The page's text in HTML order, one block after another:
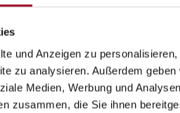
und Anzeigen zu
zu analysieren. Außerdem
Medien, Werbung und
zusammen, die Sie ihnen